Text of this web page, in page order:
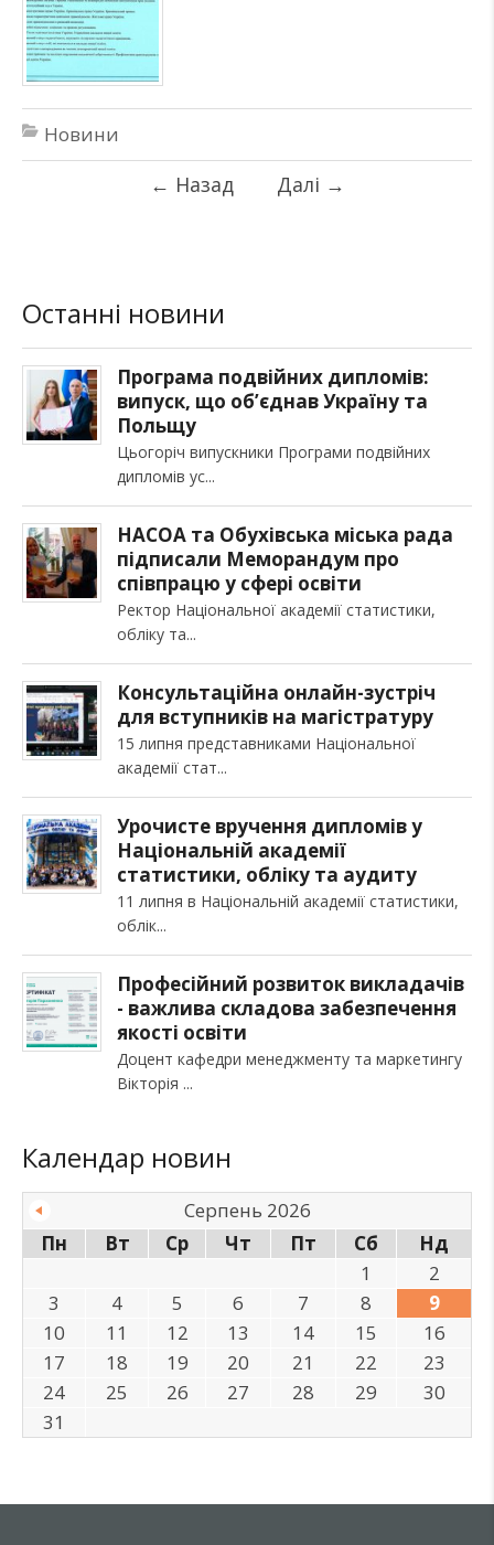
Новини
← Назад Далі →
Останні новини
Програма подвійних дипломів:
випуск, що об’єднав Україну та
Польщу
Цьогоріч випускники Програми подвійних
дипломів ус
НАСОА та Обухівська міська рада
підписали Меморандум про
співпрацю у сфері освіти
Ректор Національної академії статистики,
обліку та
Консультаційна онлайн-зустріч
для вступників на магістратуру
15 липня представниками Національної
академії стат
Урочисте вручення дипломів у
Національній академії
статистики, обліку та аудиту
11 липня в Національній академії статистики,
облік
Професійний розвиток викладачів
- важлива складова забезпечення
якості освіти
Доцент кафедри менеджменту та маркетингу
Вікторія
Календар новин
Серпень 2026
Пн
Вт Ср Чт Пт Сб
Нд
1
2
3
4 5 6 7 8
9
10
11 12 13 14 15
16
17
18 19 20 21 22
23
24
25 26 27 28 29
30
31